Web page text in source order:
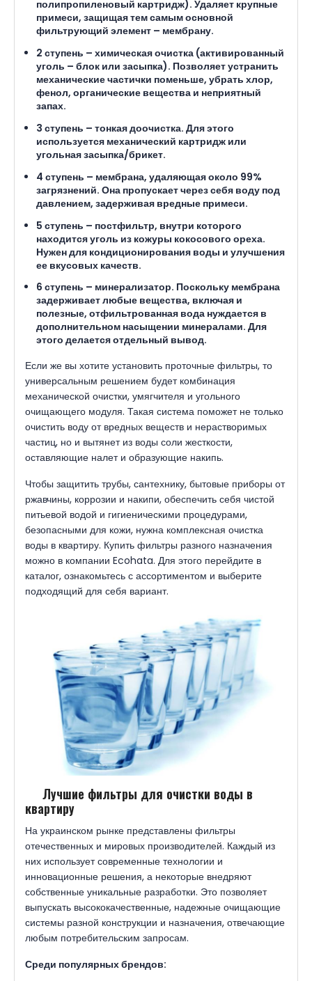
полипропиленовый картридж). Удаляет крупные
примеси, защищая тем самым основной
фильтрующий элемент – мембрану.
2 ступень – химическая очистка (активированный
уголь – блок или засыпка). Позволяет устранить
механические частички поменьше, убрать хлор,
фенол, органические вещества и неприятный
запах.
3 ступень – тонкая доочистка. Для этого
используется механический картридж или
угольная засыпка/брикет.
4 ступень – мембрана, удаляющая около 99%
загрязнений. Она пропускает через себя воду под
давлением, задерживая вредные примеси.
5 ступень – постфильтр, внутри которого
находится уголь из кожуры кокосового ореха.
Нужен для кондиционирования воды и улучшения
ее вкусовых качеств.
6 ступень – минерализатор. Поскольку мембрана
задерживает любые вещества, включая и
полезные, отфильтрованная вода нуждается в
дополнительном насыщении минералами. Для
этого делается отдельный вывод.
Если же вы хотите установить проточные фильтры, то
универсальным решением будет комбинация
механической очистки, умягчителя и угольного
очищающего модуля. Такая система поможет не только
очистить воду от вредных веществ и нерастворимых
частиц, но и вытянет из воды соли жесткости,
оставляющие налет и образующие накипь.
Чтобы защитить трубы, сантехнику, бытовые приборы от
ржавчины, коррозии и накипи, обеспечить себя чистой
питьевой водой и гигиеническими процедурами,
безопасными для кожи, нужна комплексная очистка
воды в квартиру. Купить фильтры разного назначения
можно в компании Ecohata. Для этого перейдите в
каталог, ознакомьтесь с ассортиментом и выберите
подходящий для себя вариант.
Лучшие фильтры для очистки воды в
квартиру
На украинском рынке представлены фильтры
отечественных и мировых производителей. Каждый из
них использует современные технологии и
инновационные решения, а некоторые внедряют
собственные уникальные разработки. Это позволяет
выпускать высококачественные, надежные очищающие
системы разной конструкции и назначения, отвечающие
любым потребительским запросам.
Среди популярных брендов: